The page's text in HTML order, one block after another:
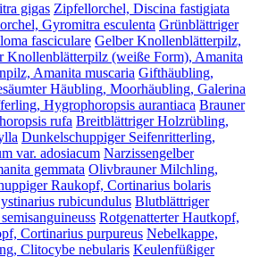
gigas Zipfellorchel, Discina fastigiata
Gyromitra esculenta Grünblättriger
fasciculare Gelber Knollenblätterpilz,
Knollenblätterpilz (weiße Form), Amanita
Amanita muscaria Gifthäubling,
Häubling, Moorhäubling, Galerina
Hygrophoropsis aurantiaca Brauner
rufa Breitblättriger Holzrübling,
Dunkelschuppiger Seifenritterling,
var. adosiacum Narzissengelber
gemmata Olivbrauner Milchling,
Raukopf, Cortinarius bolaris
rubicundulus Blutblättriger
Rotgenatterter Hautkopf,
Cortinarius purpureus Nebelkappe,
Clitocybe nebularis Keulenfüßiger